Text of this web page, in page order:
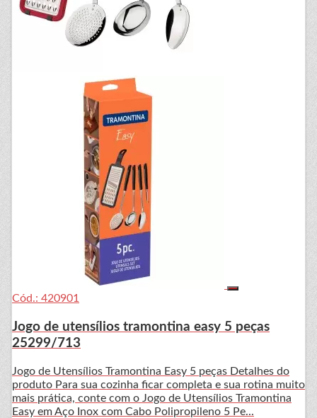
Cód.: 420901
Jogo de utensílios tramontina easy 5 peças
25299/713
Jogo de Utensílios Tramontina Easy 5 peças Detalhes do
produto Para sua cozinha ficar completa e sua rotina muito
mais prática, conte com o Jogo de Utensílios Tramontina
Easy em Aço Inox com Cabo Polipropileno 5 Pe...